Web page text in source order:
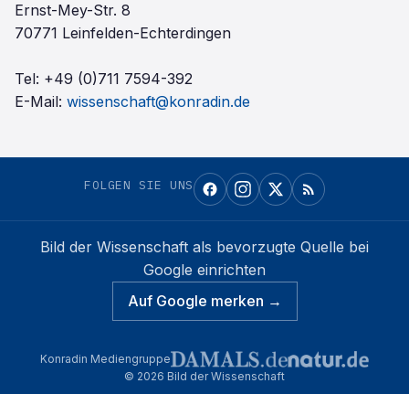
Ernst-Mey-Str. 8
70771 Leinfelden-Echterdingen
Tel: +49 (0)711 7594-392
E-Mail: wissenschaft@konradin.de
FOLGEN SIE UNS
Bild der Wissenschaft als bevorzugte Quelle bei
Google einrichten
Auf Google merken →
Konradin Mediengruppe
© 2026 Bild der Wissenschaft